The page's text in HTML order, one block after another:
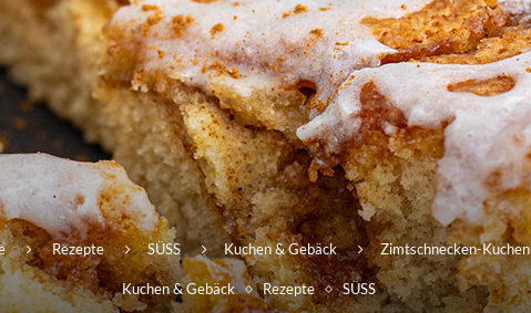
Rezepte SÜSS Kuchen & Gebäck Zimtschnecken-Kuchen
Kuchen & Gebäck Rezepte SÜSS